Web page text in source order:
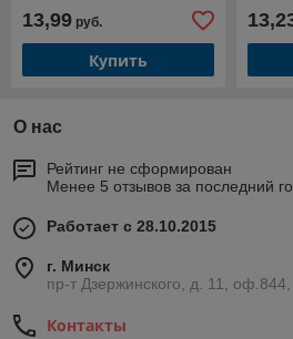
13,99 руб.
Купить
О нас
Рейтинг не сформирован
Менее 5 отзывов за последний
Работает с 28.10.2015
г. Минск
пр-т Дзержинского, д. 11,
Контакты